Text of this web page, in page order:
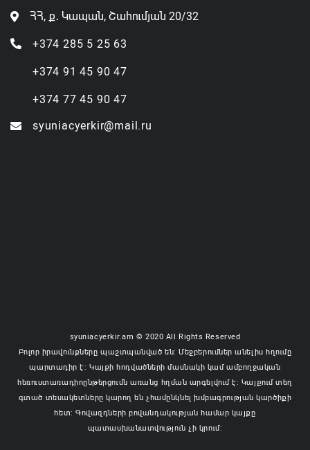
ՀՀ, ք․ Կապան, Շահումյան 20/32
+374 285 5 25 63
+374 91 45 90 47
+374 77 45 90 47
syuniacyerkir@mail.ru
syuniacyerkir.am © 2020 All Rights Reserved
Բոլոր իրավունքները պաշտպանված են: Մեջբերումներ անելիս հղումը
պարտադիր է: Կայքի հոդվածների մասնակի կամ ամբողջական
հեռուստառադիոընթերցումն առանց հղման արգելվում է: Կայքում տեղ
գտած տեսակետները կարող են չհամընկնել խմբագրության կարծիքի
հետ: Գովազդների բովանդակության համար կայքը
պատասխանատվություն չի կրում: